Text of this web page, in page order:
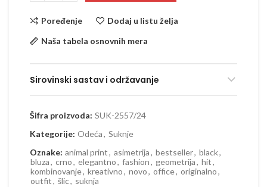
Poređenje
Dodaj u listu želja
Naša tabela osnovnih mera
Sirovinski sastav i održavanje
Šifra proizvoda: SUK-2557/24
Kategorije: Odeća, Suknje
Oznake: animal print, asimetrija, bestseller, black,
bluza, crno, elegantno, fashion, geometrija, hit,
kombinovanje, kreativno, novo, office, originalno,
outfit, šlic, suknja